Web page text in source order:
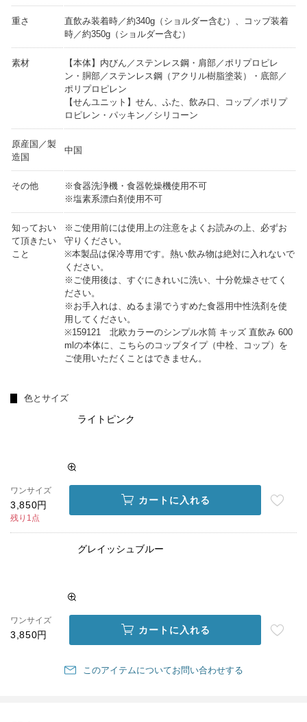
重さ
直飲み装着時／約340g（ショルダー含む）、コップ装着
時／約350g（ショルダー含む）
素材
【本体】内びん／ステンレス鋼・肩部／ポリプロピレ
ン・胴部／ステンレス鋼（アクリル樹脂塗装）・底部／
ポリプロピレン
【せんユニット】せん、ふた、飲み口、コップ／ポリプ
ロピレン・パッキン／シリコーン
原産国／製
造国
中国
その他
※食器洗浄機・食器乾燥機使用不可
※塩素系漂白剤使用不可
知っておい
て頂きたい
こと
※ご使用前には使用上の注意をよくお読みの上、必ずお
守りください。
※本製品は保冷専用です。熱い飲み物は絶対に入れないで
ください。
※ご使用後は、すぐにきれいに洗い、十分乾燥させてく
ださい。
※お手入れは、ぬるま湯でうすめた食器用中性洗剤を使
用してください。
※159121 北欧カラーのシンプル水筒 キッズ 直飲み 600
mlの本体に、こちらのコップタイプ（中栓、コップ）を
ご使用いただくことはできません。
色とサイズ
ライトピンク
ワンサイズ
3,850円
残り1点
カートに入れる
グレイッシュブルー
ワンサイズ
3,850円 カートに入れる
このアイテムについてお問い合わせする